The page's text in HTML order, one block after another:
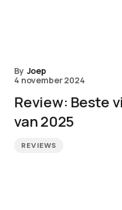
By Joep
4 november 2024
Review: Beste
van 2025
REVIEWS